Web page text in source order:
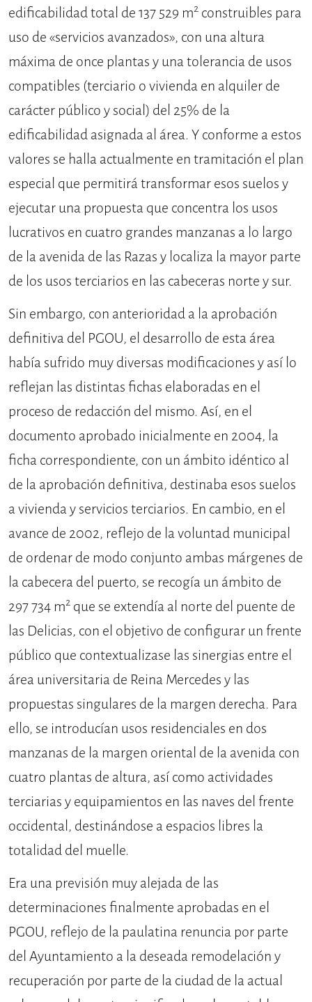
edificabilidad total de 137 529 m2 construibles para
uso de «servicios avanzados», con una altura
máxima de once plantas y una tolerancia de usos
compatibles (terciario o vivienda en alquiler de
carácter público y social) del 25% de la
edificabilidad asignada al área. Y conforme a estos
valores se halla actualmente en tramitación el plan
especial que permitirá transformar esos suelos y
ejecutar una propuesta que concentra los usos
lucrativos en cuatro grandes manzanas a lo largo
de la avenida de las Razas y localiza la mayor parte
de los usos terciarios en las cabeceras norte y sur.
Sin embargo, con anterioridad a la aprobación
definitiva del PGOU, el desarrollo de esta área
había sufrido muy diversas modificaciones y así lo
reflejan las distintas fichas elaboradas en el
proceso de redacción del mismo. Así, en el
documento aprobado inicialmente en 2004, la
ficha correspondiente, con un ámbito idéntico al
de la aprobación definitiva, destinaba esos suelos
a vivienda y servicios terciarios. En cambio, en el
avance de 2002, reflejo de la voluntad municipal
de ordenar de modo conjunto ambas márgenes de
la cabecera del puerto, se recogía un ámbito de
297 734 m2 que se extendía al norte del puente de
las Delicias, con el objetivo de configurar un frente
público que contextualizase las sinergias entre el
área universitaria de Reina Mercedes y las
propuestas singulares de la margen derecha. Para
ello, se introducían usos residenciales en dos
manzanas de la margen oriental de la avenida con
cuatro plantas de altura, así como actividades
terciarias y equipamientos en las naves del frente
occidental, destinándose a espacios libres la
totalidad del muelle.
Era una previsión muy alejada de las
determinaciones finalmente aprobadas en el
PGOU, reflejo de la paulatina renuncia por parte
del Ayuntamiento a la deseada remodelación y
recuperación por parte de la ciudad de la actual